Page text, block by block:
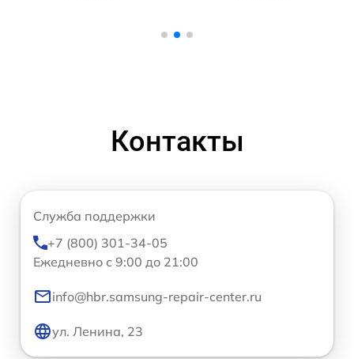
Контакты
Служба поддержки
+7 (800) 301-34-05
Ежедневно с 9:00 до 21:00
info@hbr.samsung-repair-center.ru
ул. Ленина, 23